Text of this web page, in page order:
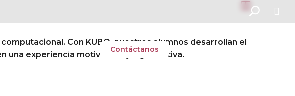
Vida escolar Contáctanos

Con KUBO, nuestros alumnos desarrollan el
una experiencia motivadora y significativa.